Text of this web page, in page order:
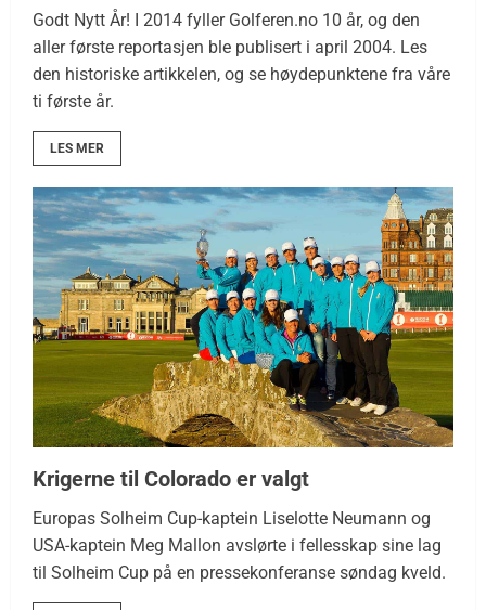
Godt Nytt År! I 2014 fyller Golferen.no 10 år, og den
aller første reportasjen ble publisert i april 2004. Les
den historiske artikkelen, og se høydepunktene fra våre
ti første år.
LES MER
Krigerne til Colorado er valgt
Europas Solheim Cup-kaptein Liselotte Neumann og
USA-kaptein Meg Mallon avslørte i fellesskap sine lag
til Solheim Cup på en pressekonferanse søndag kveld.